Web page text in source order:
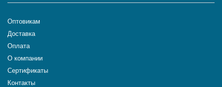
Оптовикам
Доставка
Оплата
О компании
Сертификаты
Контакты